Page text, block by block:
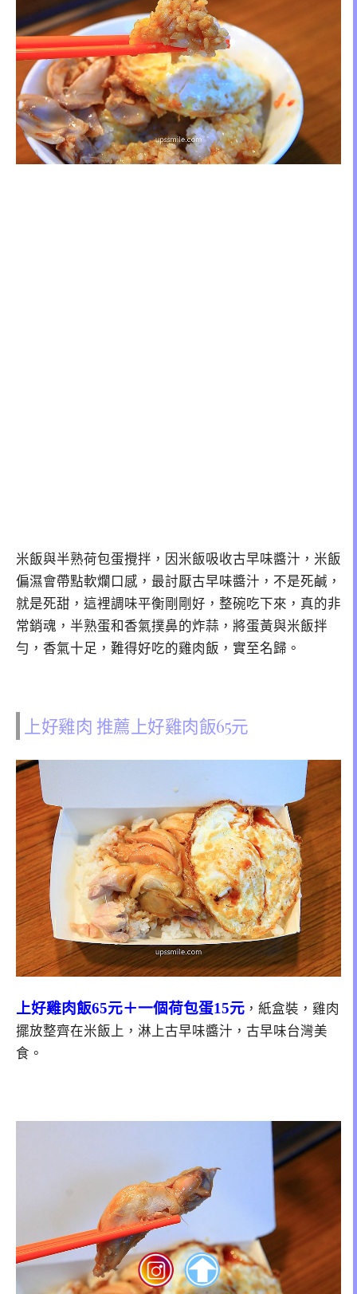
米飯與半熟荷包蛋攪拌，因米飯吸收古早味醬汁，米飯
偏濕會帶點軟爛口感，最討厭古早味醬汁，不是死鹹，
就是死甜，這裡調味平衡剛剛好，整碗吃下來，真的非
常銷魂，半熟蛋和香氣撲鼻的炸蒜，將蛋黃與米飯拌
勻，香氣十足，難得好吃的雞肉飯，實至名歸。
上好雞肉 推薦上好雞肉飯65元
上好雞肉飯65元＋一個荷包蛋15元 ，紙盒裝，雞肉
擺放整齊在米飯上，淋上古早味醬汁，古早味台灣美
食。